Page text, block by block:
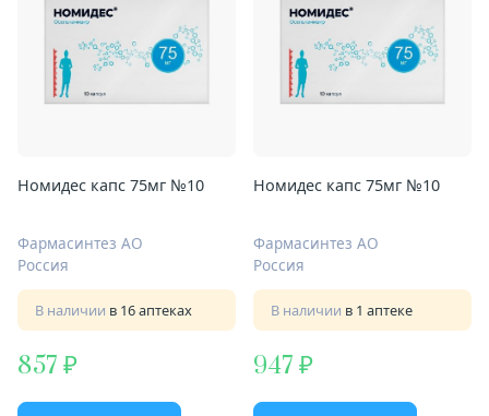
Номидес капс 75мг №10
Фармасинтез АО
Россия
В наличии в 16 аптеках
857
Номидес капс 75мг №10
Фармасинтез АО
Россия
В наличии в 1 аптеке
947